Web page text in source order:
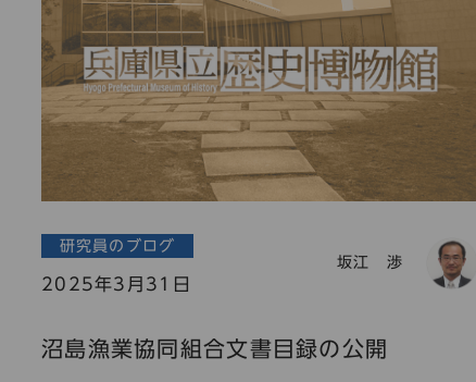
研究員のブログ
2025年3月31日
坂江 渉
沼島漁業協同組合文書目録の公開